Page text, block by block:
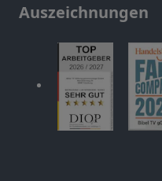
Auszeichnungen